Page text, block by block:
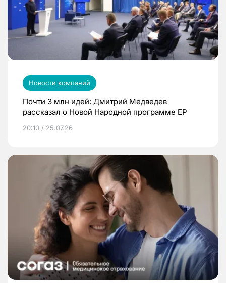
Новости компаний
Почти 3 млн идей: Дмитрий Медведев
рассказал о Новой Народной программе ЕР
20:10 / 25.07.26